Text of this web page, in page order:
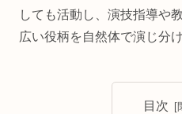
しても活動し、演技指導や
広い役柄を自然体で演じ分
目次